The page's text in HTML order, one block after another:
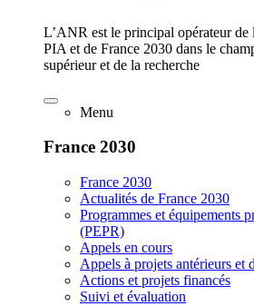
L’ANR est le principal opérateur de
PIA et de France 2030 dans le
supérieur et de la recherche
Menu
France 2030
France 2030
Actualités de France 2030
Programmes et équipements
(PEPR)
Appels en cours
Appels à projets antérieurs et
Actions et projets financés
Suivi et évaluation